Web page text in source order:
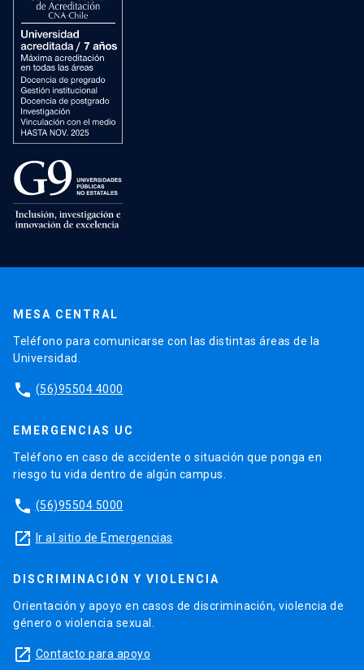
MESA CENTRAL
Teléfono para comunicarse con las distintas áreas de la
Universidad.
phone (56)95504 4000
EMERGENCIAS UC
Teléfono en caso de accidente o situación que ponga en
riesgo tu vida dentro de algún campus.
phone (56)95504 5000
launch Ir al sitio de Emergencias
DISCRIMINACIÓN Y VIOLENCIA
Orientación y apoyo en casos de discriminación, violencia de
género o violencia sexual.
launch Contacto para apoyo